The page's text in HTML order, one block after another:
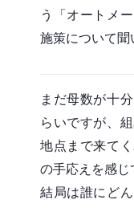
う「オートメ
施策について聞
まだ母数が十
らいですが、
地点まで来て
の手応えを感じ
結局は誰にど